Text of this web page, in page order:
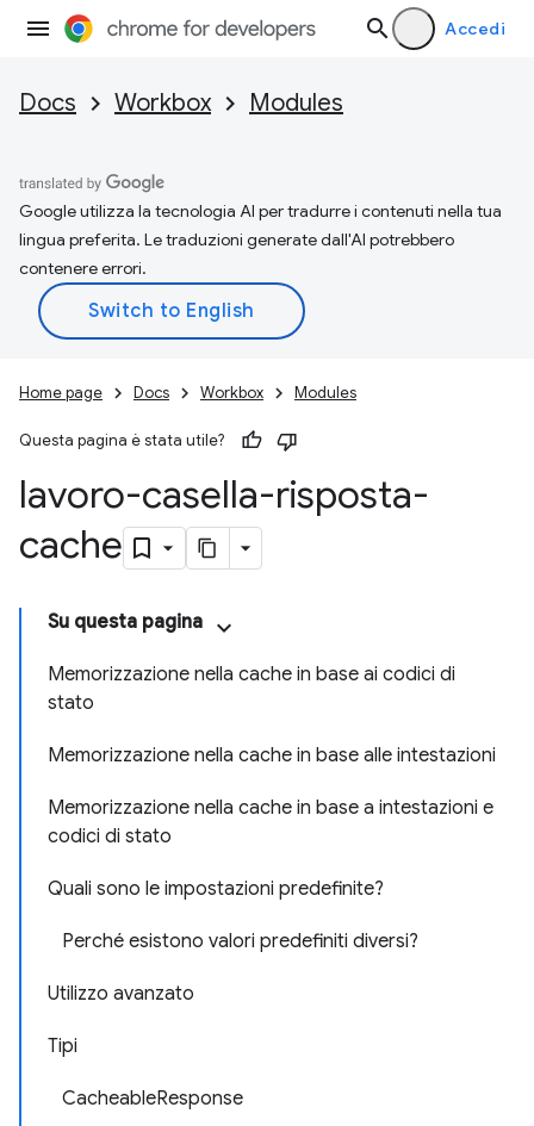
Accedi
Docs Workbox Modules
Google utilizza la tecnologia AI per tradurre i contenuti nella tua
lingua preferita. Le traduzioni generate dall'AI potrebbero
contenere errori.
Home page Docs Workbox Modules
Questa pagina è stata utile?
lavoro-casella-risposta-
cache
Su questa pagina
Memorizzazione nella cache in base ai codici di
stato
Memorizzazione nella cache in base alle intestazioni
Memorizzazione nella cache in base a intestazioni e
codici di stato
Quali sono le impostazioni predefinite?
Perché esistono valori predefiniti diversi?
Utilizzo avanzato
Tipi
CacheableResponse